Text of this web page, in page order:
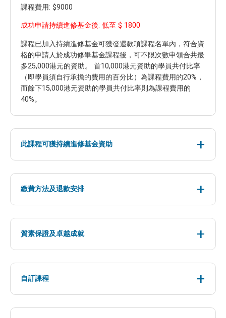
課程費用: $9000
成功申請持續進修基金後: 低至 $ 1800
課程已加入持續進修基金可獲發還款項課程名單內，符合資
格的申請人於成功修畢基金課程後，可不限次數申領合共最
多25,000港元的資助。 首10,000港元資助的學員共付比率
（即學員須自行承擔的費用的百分比）為課程費用的20%，
而餘下15,000港元資助的學員共付比率則為課程費用的
40%。
此課程可獲持續進修基金資助
繳費方法及退款安排
質素保證及卓越成就
自訂課程